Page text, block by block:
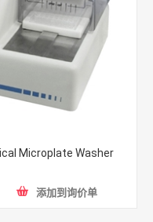
Microplate Washer
添加到询价单